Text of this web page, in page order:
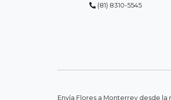
(81) 8310-5545
Envía Flores a Monterrey desde